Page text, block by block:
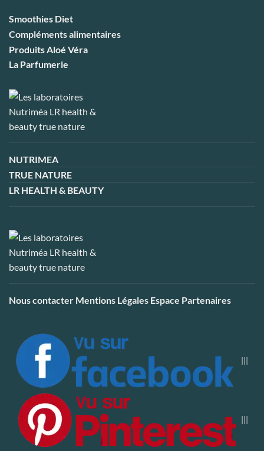
Smoothies Diet
Compléments alimentaires
Produits Aloé Véra
La Parfumerie
NUTRIMEA
TRUE NATURE
LR HEALTH & BEAUTY
Nous contacter Mentions Légales Espace Partenaires
|||
|||